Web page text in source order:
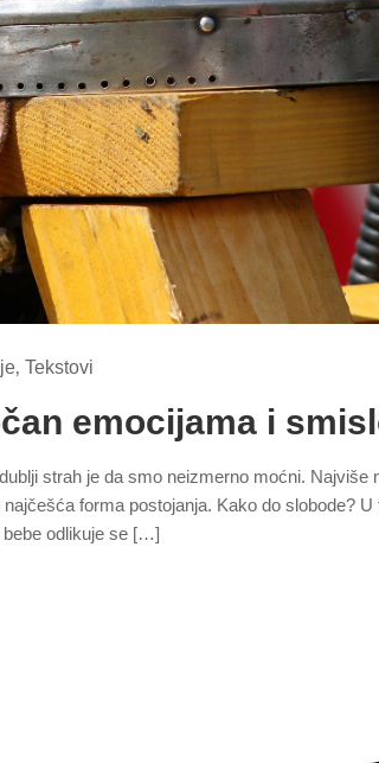
‚ Tekstovi
emocijama i
strah je da smo neizmerno moćni. Najviše
forma postojanja. Kako do slobode?
bebe odlikuje se […]